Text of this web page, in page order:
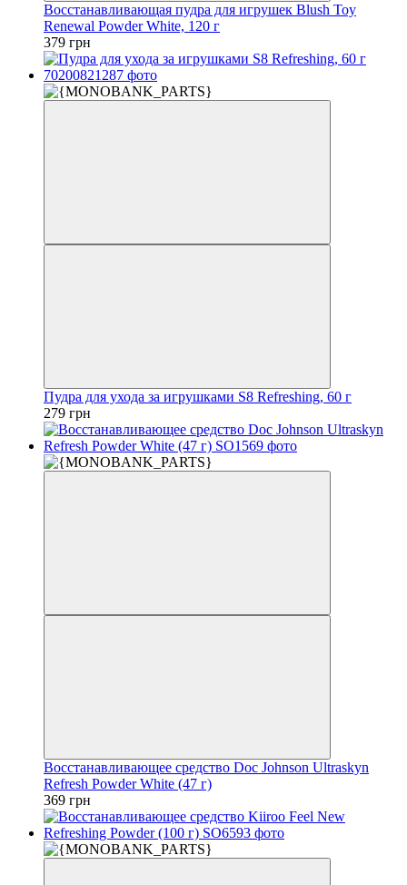
Восстанавливающая пудра для игрушек Blush Toy
Renewal Powder White, 120 г
379 грн
Пудра для ухода за игрушками S8 Refreshing, 60 г
279 грн
Восстанавливающее средство Doc Johnson Ultraskyn
Refresh Powder White (47 г)
369 грн